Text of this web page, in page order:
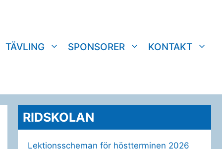
TÄVLING SPONSORER KONTAKT
RIDSKOLAN
Lektionsscheman för höstterminen 2026